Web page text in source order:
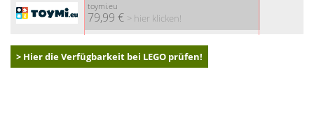
toymi.eu
79,99 € > hier klicken!
> Hier die Verfügbarkeit bei LEGO prüfen!